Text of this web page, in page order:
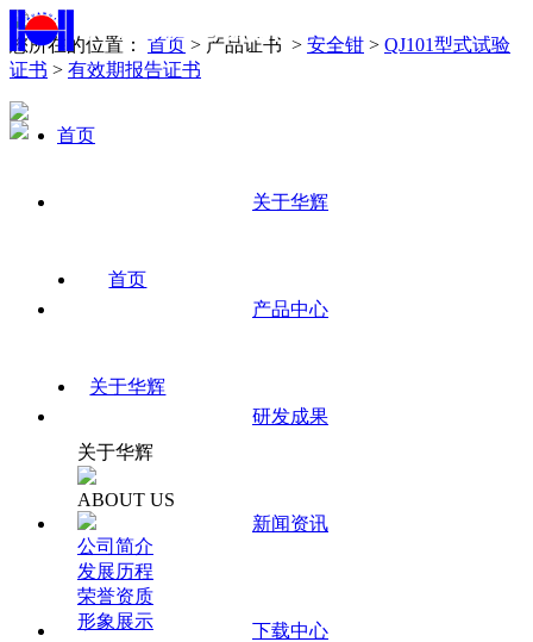
您所在的位置： 首页 > 产品证书 > 安全钳 > QJ101型式试验
证书 > 有效期报告证书
首页
关于华辉
关于华辉
ABOUT US
公司简介
发展历程
荣誉资质
形象展示
首页
关于华辉
产品中心
研发成果
新闻资讯
下载中心